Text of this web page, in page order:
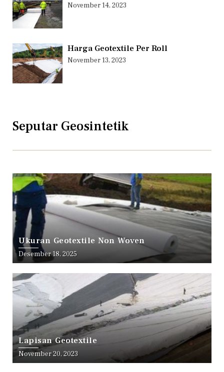
November 14, 2023
Harga Geotextile Per Roll
November 13, 2023
Seputar Geosintetik
Ukuran Geotextile Non Woven
Desember 18, 2025
Lapisan Geotextile
November 20, 2023